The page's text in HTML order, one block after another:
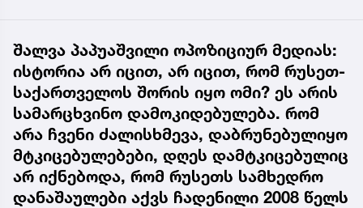
შალვა პაპუაშვილი ოპოზიციურ მედიას:
ისტორია არ იცით, არ იცით, რომ რუსეთ-
საქართველოს შორის იყო ომი? ეს არის
სამარცხვინო დამოკიდებულება. რომ
არა ჩვენი ძალისხმევა, დაბრუნებულიყო
მტკიცებულებები, დღეს დამტკიცებულიც
არ იქნებოდა, რომ რუსეთს სამხედრო
დანაშაულები აქვს ჩადენილი 2008 წელს